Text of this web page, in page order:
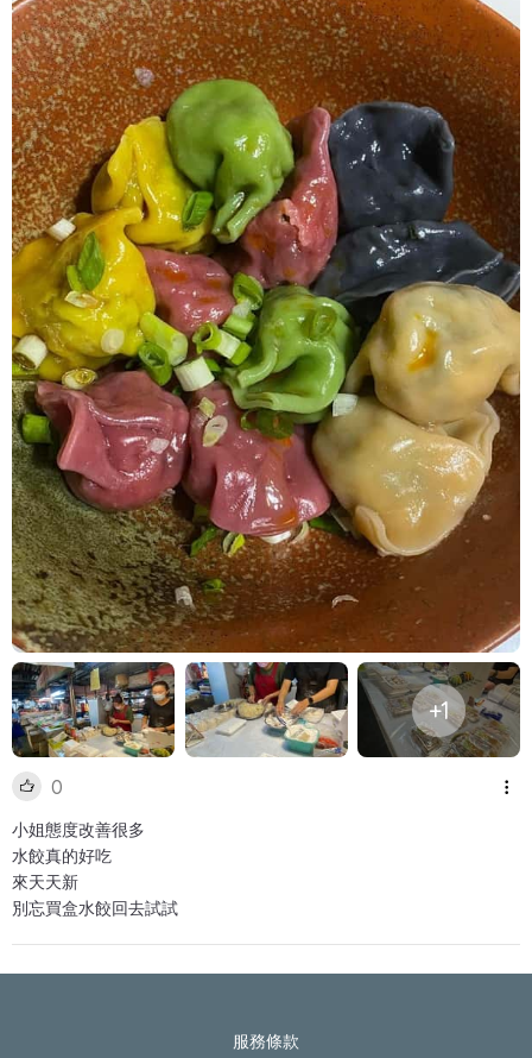
+1
0
小姐態度改善很多
水餃真的好吃
來天天新
別忘買盒水餃回去試試
服務條款